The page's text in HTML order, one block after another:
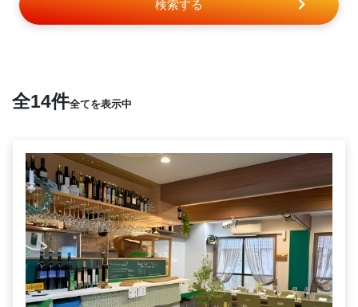
検索する
全14件全てを表示中